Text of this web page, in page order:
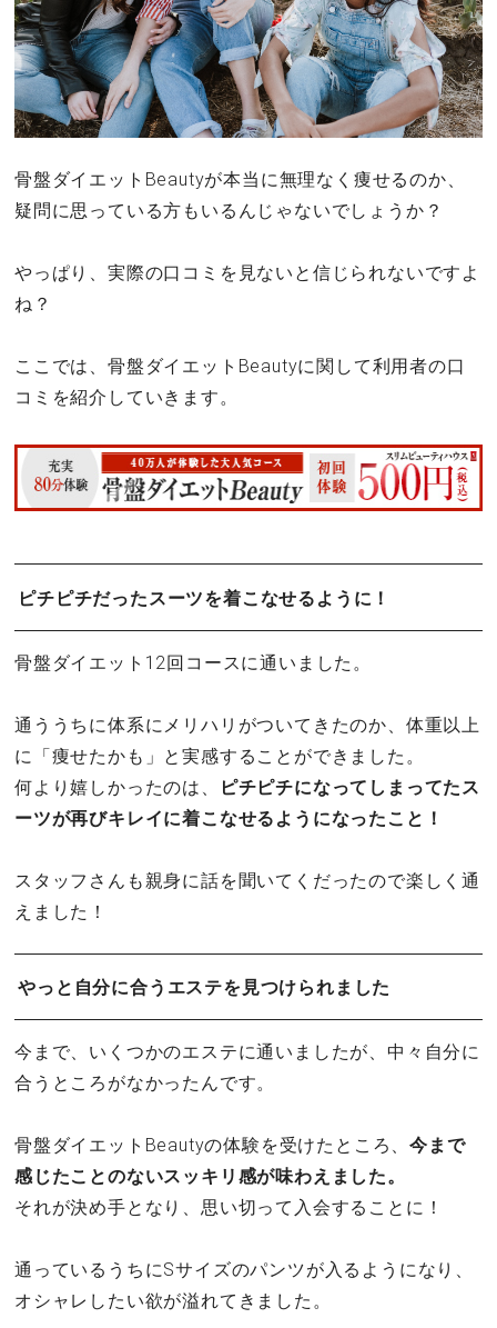
骨盤ダイエットBeautyが本当に無理なく痩せるのか、
疑問に思っている方もいるんじゃないでしょうか？
やっぱり、実際の口コミを見ないと信じられないですよ
ね？
ここでは、骨盤ダイエットBeautyに関して利用者の口
コミを紹介していきます。
ピチピチだったスーツを着こなせるように！
骨盤ダイエット12回コースに通いました。
通ううちに体系にメリハリがついてきたのか、体重以上
に「痩せたかも」と実感することができました。
何より嬉しかったのは、
ピチピチになってしまってたス
ーツが再びキレイに着こなせるようになったこと！
スタッフさんも親身に話を聞いてくだったので楽しく通
えました！
やっと自分に合うエステを見つけられました
今まで、いくつかのエステに通いましたが、中々自分に
合うところがなかったんです。
骨盤ダイエットBeautyの体験を受けたところ、今まで
感じたことのないスッキリ感が味わえました。
それが決め手となり、思い切って入会することに！
通っているうちにSサイズのパンツが入るようになり、
オシャレしたい欲が溢れてきました。